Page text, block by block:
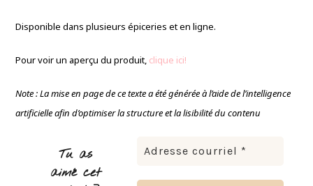
Disponible dans plusieurs épiceries et en ligne.
Pour voir un aperçu du produit, clique ici!
Note : La mise en page de ce texte a été générée à l’aide de l’intelligence
artificielle afin d’optimiser la structure et la lisibilité du contenu
Tu as
aimé cet